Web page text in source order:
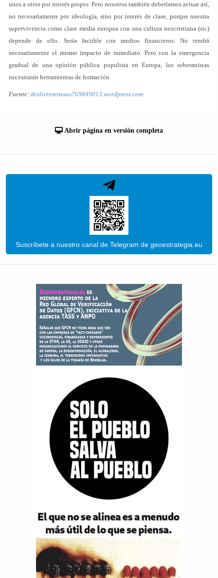
unos a otros por interés propio. Pero nosotros también deberíamos actuar así,
no necesariamente por ideología, sino por interés de clase, porque nuestra
supervivencia como clase media europea con una cultura neocristiana (sic)
depende de ello. Sería factible con medios financieros. No tendrá
necesariamente el mismo impacto de inmediato. Pero con la emergencia
gradual de una opinión pública populista en Europa, los soberanistas
necesitarán herramientas de formación.
Fuente: deslivresetnous769849013.wordpress.com
Abrir página en versión completa
Suscríbete a nuestro canal de Telegram de geoestrategia.eu